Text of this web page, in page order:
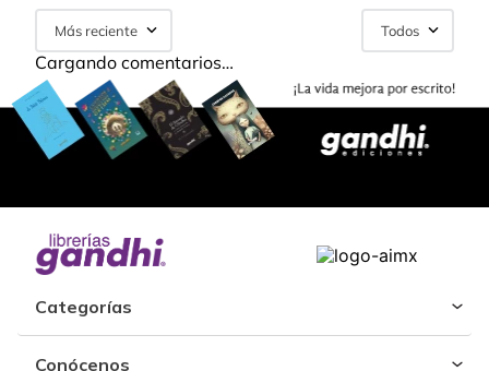
Más reciente Todos
Cargando comentarios…
Categorías
Conócenos